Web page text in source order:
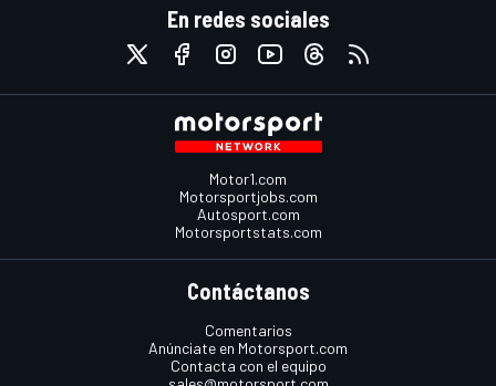
En redes sociales
Motor1.com
Motorsportjobs.com
Autosport.com
Motorsportstats.com
Contáctanos
Comentarios
Anúnciate en Motorsport.com
Contacta con el equipo